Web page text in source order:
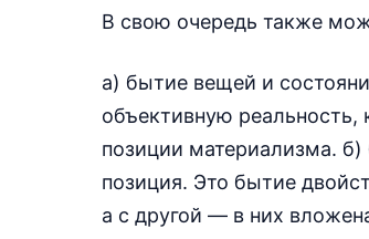
В свою очередь также
а) бытие вещей и
объективную реальность,
позиции материализма.
позиция. Это бытие
а с другой — в них